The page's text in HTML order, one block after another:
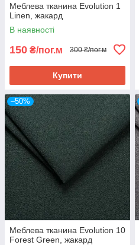
Меблева тканина Evolution 1
Linen, жакард
В наявності
150 ₴/пог.м 300 ₴/пог.м
Купити
–50%
Меблева тканина Evolution 10
Forest Green, жакард